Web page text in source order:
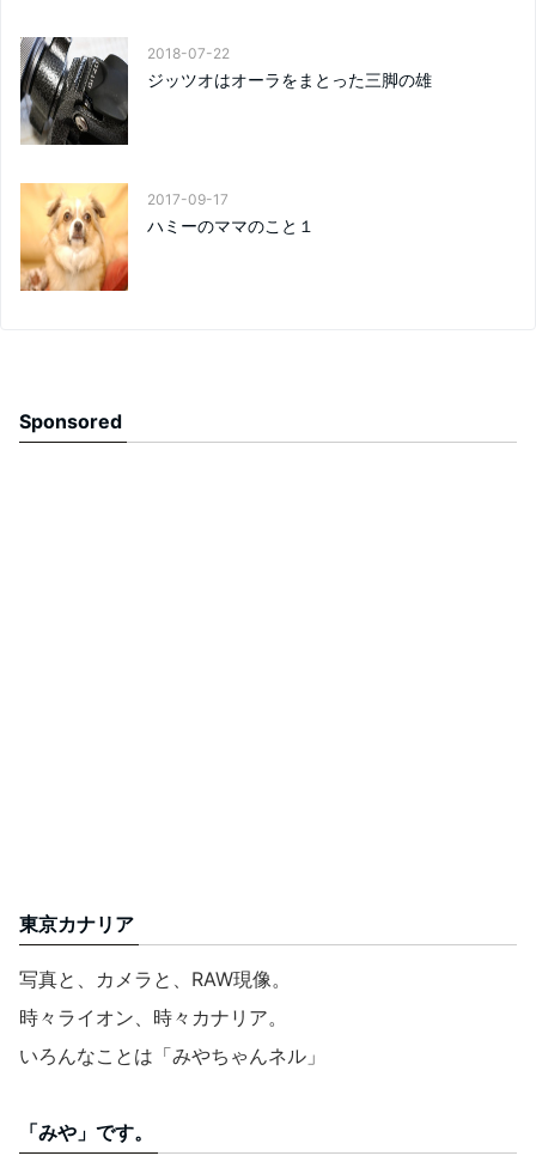
2018-07-22
ジッツオはオーラをまとった三脚の雄
2017-09-17
ハミーのママのこと１
Sponsored
東京カナリア
写真と、カメラと、RAW現像。
時々ライオン、時々カナリア。
いろんなことは「みやちゃんネル」
「みや」です。